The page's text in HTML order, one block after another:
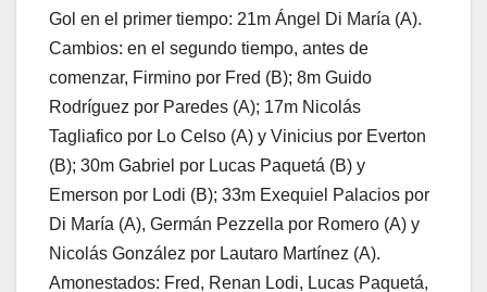
Gol en el primer tiempo: 21m Ángel Di María (A).
Cambios: en el segundo tiempo, antes de
comenzar, Firmino por Fred (B); 8m Guido
Rodríguez por Paredes (A); 17m Nicolás
Tagliafico por Lo Celso (A) y Vinicius por Everton
(B); 30m Gabriel por Lucas Paquetá (B) y
Emerson por Lodi (B); 33m Exequiel Palacios por
Di María (A), Germán Pezzella por Romero (A) y
Nicolás González por Lautaro Martínez (A).
Amonestados: Fred, Renan Lodi, Lucas Paquetá,